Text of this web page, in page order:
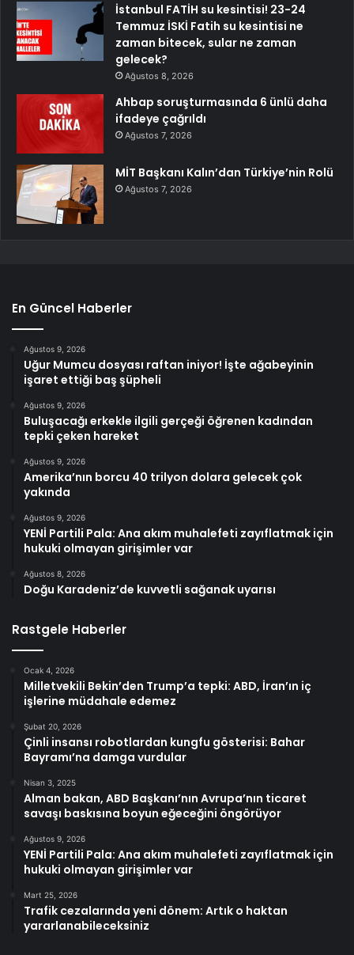
İstanbul FATİH su kesintisi! 23-24
Temmuz İSKİ Fatih su kesintisi ne
zaman bitecek, sular ne zaman
gelecek?
Ağustos 8, 2026
Ahbap soruşturmasında 6 ünlü daha
ifadeye çağrıldı
Ağustos 7, 2026
MİT Başkanı Kalın’dan Türkiye’nin Rolü
Ağustos 7, 2026
En Güncel Haberler
Ağustos 9, 2026
Uğur Mumcu dosyası raftan iniyor! İşte ağabeyinin
işaret ettiği baş şüpheli
Ağustos 9, 2026
Buluşacağı erkekle ilgili gerçeği öğrenen kadından
tepki çeken hareket
Ağustos 9, 2026
Amerika’nın borcu 40 trilyon dolara gelecek çok
yakında
Ağustos 9, 2026
YENİ Partili Pala: Ana akım muhalefeti zayıflatmak için
hukuki olmayan girişimler var
Ağustos 8, 2026
Doğu Karadeniz’de kuvvetli sağanak uyarısı
Rastgele Haberler
Ocak 4, 2026
Milletvekili Bekin’den Trump’a tepki: ABD, İran’ın iç
işlerine müdahale edemez
Şubat 20, 2026
Çinli insansı robotlardan kungfu gösterisi: Bahar
Bayramı’na damga vurdular
Nisan 3, 2025
Alman bakan, ABD Başkanı’nın Avrupa’nın ticaret
savaşı baskısına boyun eğeceğini öngörüyor
Ağustos 9, 2026
YENİ Partili Pala: Ana akım muhalefeti zayıflatmak için
hukuki olmayan girişimler var
Mart 25, 2026
Trafik cezalarında yeni dönem: Artık o haktan
yararlanabileceksiniz